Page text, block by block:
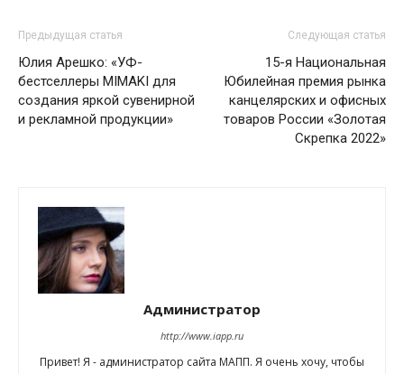
Предыдущая статья
Юлия Арешко: «УФ-
бестселлеры MIMAKI для
создания яркой сувенирной
и рекламной продукции»
Следующая статья
15-я Национальная
Юбилейная премия рынка
канцелярских и офисных
товаров России «Золотая
Скрепка 2022»
Администратор
http://www.iapp.ru
Привет! Я - администратор сайта МАПП. Я очень хочу, чтобы